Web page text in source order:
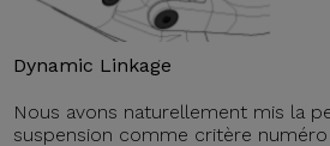
Dynamic Linkage
Nous avons naturellement mis la
suspension comme critère